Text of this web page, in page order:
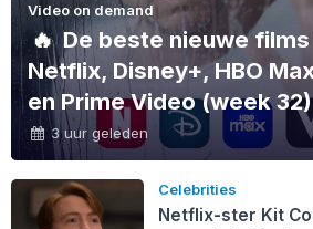
Video on demand
🔥De beste nieuwe films
Netflix, Disney+, HBO
en Prime Video (week 32)
3 uur geleden
Celebrities
Netflix-ster Kit